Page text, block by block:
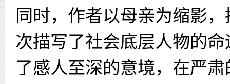
同时，作者以母亲为缩影
次描写了社会底层人物的
了感人至深的意境，在严